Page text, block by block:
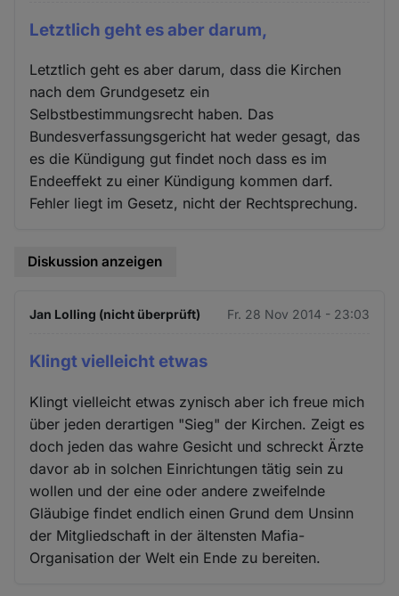
Letztlich geht es aber darum,
Letztlich geht es aber darum, dass die Kirchen
nach dem Grundgesetz ein
Selbstbestimmungsrecht haben. Das
Bundesverfassungsgericht hat weder gesagt, das
es die Kündigung gut findet noch dass es im
Endeeffekt zu einer Kündigung kommen darf.
Fehler liegt im Gesetz, nicht der Rechtsprechung.
Diskussion anzeigen
Jan Lolling (nicht überprüft) Fr. 28 Nov 2014 - 23:03
Klingt vielleicht etwas
Klingt vielleicht etwas zynisch aber ich freue mich
über jeden derartigen "Sieg" der Kirchen. Zeigt es
doch jeden das wahre Gesicht und schreckt Ärzte
davor ab in solchen Einrichtungen tätig sein zu
wollen und der eine oder andere zweifelnde
Gläubige findet endlich einen Grund dem Unsinn
der Mitgliedschaft in der ältensten Mafia-
Organisation der Welt ein Ende zu bereiten.